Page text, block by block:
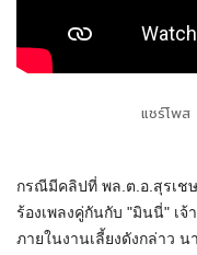
แชร์โพส
กรณีมีคลิปที่ พล.ต.อ.สุรเช
ร้องเพลงคู่กันกับ "มินนี่" เ
ภายในงานเลี้ยงดังกล่าว น